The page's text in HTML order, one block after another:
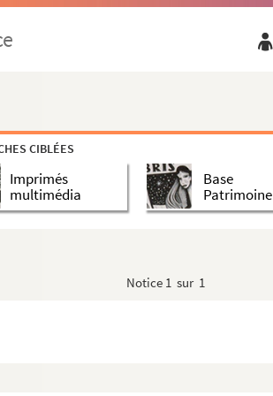
CIBLÉES
Imprimés
multimédia
Base
Patrimoine
Notice 1 sur 1
de Lyon, auteur du
de l'Académie de Lyon
de Lyon (1814-1818)
des affaires étrangères en 1870